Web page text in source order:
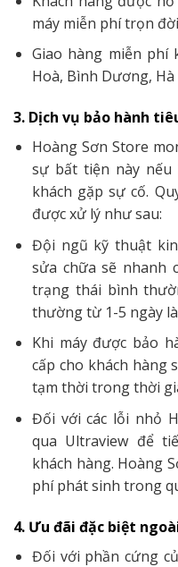
máy miễn phí trọn
Giao hàng miễn phí
Hoà, Bình Dương,
3. Dịch vụ bảo hành
Hoàng Sơn Store
sự bất tiện này nếu
khách gặp sự cố.
được xử lý như sau:
Đội ngũ kỹ thuật
sửa chữa sẽ nhanh
trạng thái bình
thường từ 1-5 ngày
Khi máy được bảo
cấp cho khách hàng
tạm thời trong thời
Đối với các lỗi nhỏ
qua Ultraview để
khách hàng. Hoàng
phí phát sinh trong
4. Ưu đãi đặc biệt
Đối với phần cứng